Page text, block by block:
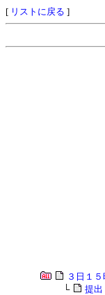
[ リストに戻る ]
３日１
└
提出